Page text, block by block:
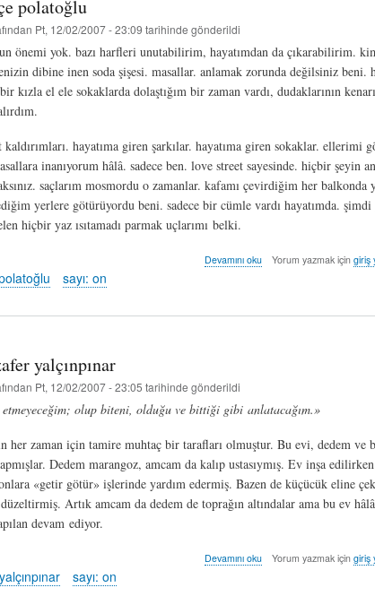
hakkında
polatoğlu
Pt, 12/02/2007 - 23:09 tarihinde gönderildi
önemi yok. bazı harfleri unutabilirim, hayatımdan da çıkarabilirim.
dibine inen soda şişesi. masallar. anlamak zorunda değilsiniz beni.
kızla el ele sokaklarda dolaştığım bir zaman vardı, dudaklarının
hayatıma giren şarkılar. hayatıma giren sokaklar. ellerimi
inanıyorum hâlâ. sadece ben. love street sayesinde. hiçbir şeyin
saçlarım mosmordu o zamanlar. kafamı çevirdiğim her balkonda
yerlere götürüyordu beni. sadece bir cümle vardı hayatımda.
hiçbir yaz ısıtamadı parmak uçlarımı belki.
ringa
hakkında
Devamını oku Yorum yazmak içingiriş
sayı: on
yalçınpınar
Pt, 12/02/2007 - 23:05 tarihinde gönderildi
etmeyeceğim; olup biteni, olduğu ve bittiği gibi anlatacağım.»
her zaman için tamire muhtaç bir tarafları olmuştur. Bu evi, dedem ve
Dedem marangoz, amcam da kalıp ustasıymış. Ev inşa
onlara «getir götür» işlerinde yardım edermiş. Bazen de küçücük eline
Artık amcam da dedem de toprağın altındalar ama bu ev
devam ediyor.
hangisi?
Devamını oku Yorum yazmak içingiriş
sayı: on